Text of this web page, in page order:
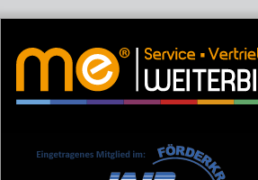
Methodische
MF4.0 + MF5.0
me Weiterbildung – Die